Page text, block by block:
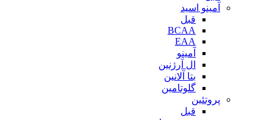
آمینو اسید
قبل
BCAA
EAA
آمینو
ال آرژنین
بتا آلانین
گلوتامین
پروتئین
قبل